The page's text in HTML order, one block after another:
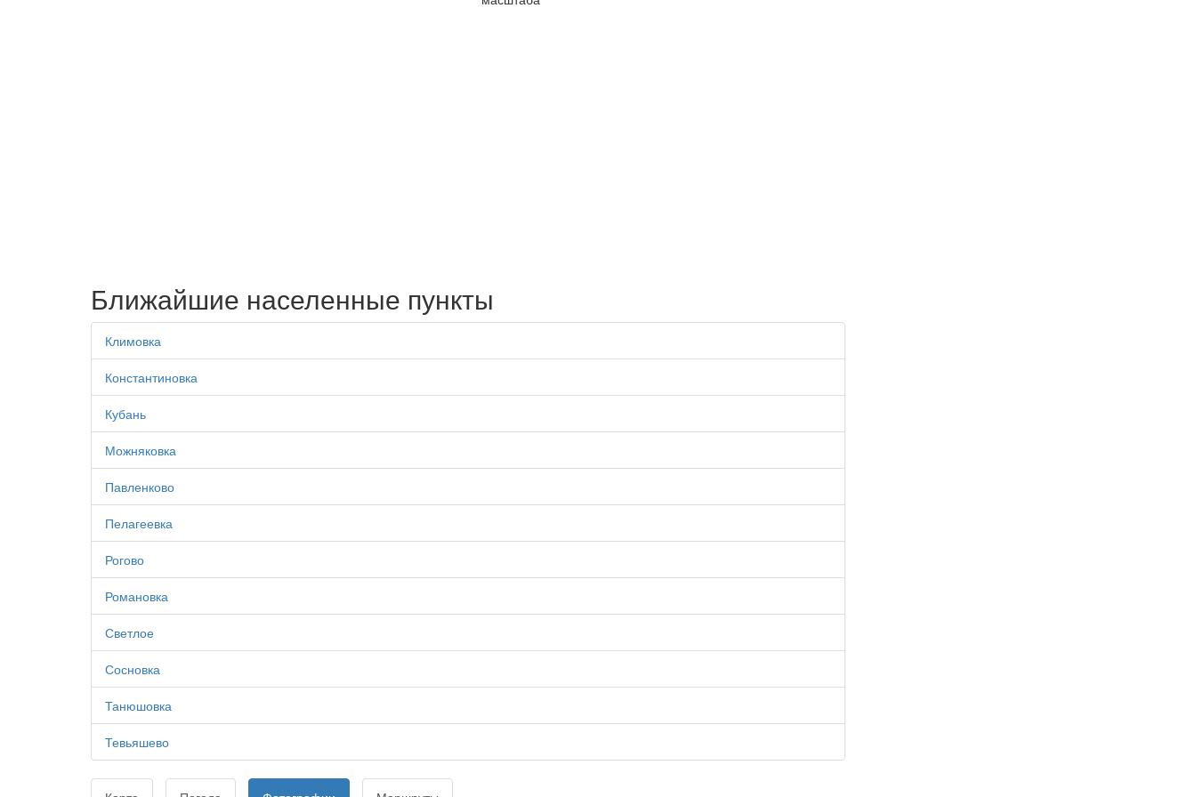
Ближайшие населенные пункты
Климовка
Константиновка
Кубань
Можняковка
Павленково
Пелагеевка
Рогово
Романовка
Светлое
Сосновка
Танюшовка
Тевьяшево